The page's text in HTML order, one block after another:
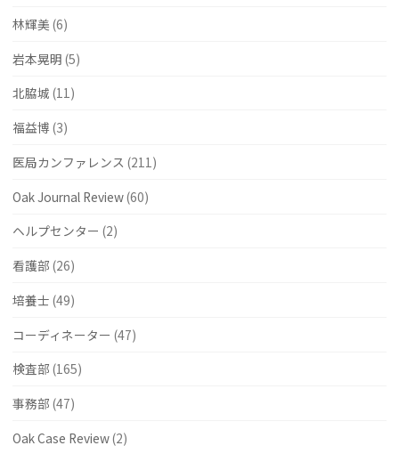
林輝美 (6)
岩本晃明 (5)
北脇城 (11)
福益博 (3)
医局カンファレンス (211)
Oak Journal Review(60)
ヘルプセンター (2)
看護部 (26)
培養士 (49)
コーディネーター (47)
検査部 (165)
事務部 (47)
Oak Case Review(2)